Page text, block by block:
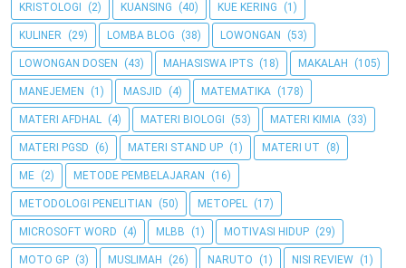
KRISTOLOGI (2) KUANSING (40) KUE KERING (1)
KULINER (29) LOMBA BLOG (38) LOWONGAN (53)
LOWONGAN DOSEN (43) MAHASISWA IPTS (18) MAKALAH (105)
MANEJEMEN (1) MASJID (4) MATEMATIKA (178)
MATERI AFDHAL (4) MATERI BIOLOGI (53) MATERI KIMIA (33)
MATERI PGSD (6) MATERI STAND UP (1) MATERI UT (8)
ME (2) METODE PEMBELAJARAN (16)
METODOLOGI PENELITIAN (50) METOPEL (17)
MICROSOFT WORD (4) MLBB (1) MOTIVASI HIDUP (29)
MOTO GP (3) MUSLIMAH (26) NARUTO (1) NISI REVIEW (1)